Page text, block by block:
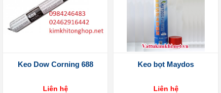
Keo Dow Corning 688
Liên hệ
Keo bọt Maydos
Liên hệ